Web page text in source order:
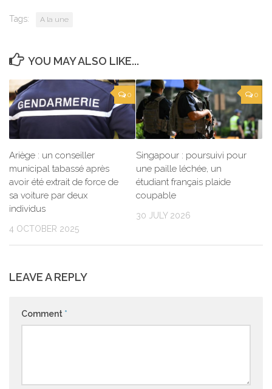
Tags: A la une
YOU MAY ALSO LIKE...
0
Ariège : un conseiller
municipal tabassé après
avoir été extrait de force de
sa voiture par deux
individus
4 OCTOBER 2025
0
Singapour : poursuivi pour
une paille léchée, un
étudiant français plaide
coupable
30 JULY 2026
LEAVE A REPLY
Comment *